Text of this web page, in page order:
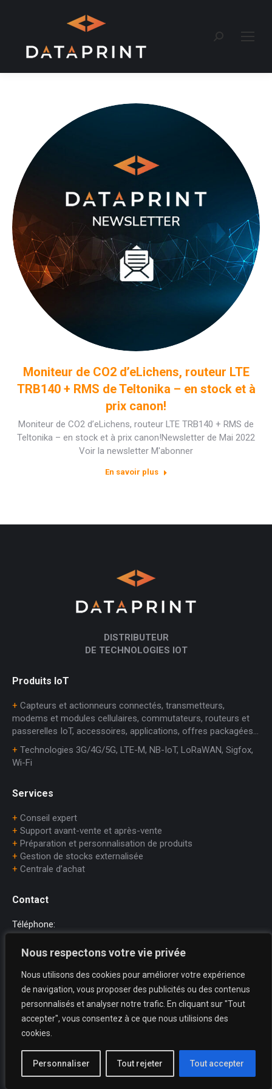
Nous respectons votre vie privée
Nous utilisons des cookies pour améliorer votre expérience
de navigation, vous proposer des publicités ou des contenus
personnalisés et analyser notre trafic. En cliquant sur "Tout
accepter", vous consentez à ce que nous utilisions des
cookies.
Personnaliser Tout rejeter Tout accepter
Recherche
Moniteur de CO2 d’eLichens, routeur LTE
TRB140 + RMS de Teltonika – en stock et à
prix canon!
Moniteur de CO2 d’eLichens, routeur LTE TRB140 + RMS de
Teltonika – en stock et à prix canon!Newsletter de Mai 2022
Voir la newsletter M'abonner
En savoir plus
DISTRIBUTEUR
DE TECHNOLOGIES IOT
Produits IoT
+ Capteurs et actionneurs connectés, transmetteurs,
modems et modules cellulaires, commutateurs, routeurs et
passerelles IoT, accessoires, applications, offres packagées…
+ Technologies 3G/4G/5G, LTE-M, NB-IoT, LoRaWAN, Sigfox,
Wi-Fi
Services
+ Conseil expert
+ Support avant-vente et après-vente
+ Préparation et personnalisation de produits
+ Gestion de stocks externalisée
+ Centrale d’achat
Contact
Téléphone:
dataprint@dataprint.fr
Adresse:
69, avenue du Maréchal Juin
64200 BIARRITZ
Trouvez nous sur :
page
La
page
La
page